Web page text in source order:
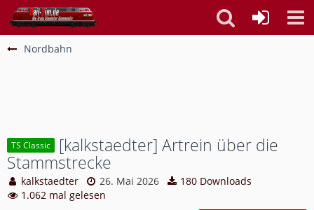
Nordbahn
TS Classic [kalkstaedter] Artrein über die
Stammstrecke
kalkstaedter 26. Mai 2026
180 Downloads
1.062 mal gelesen